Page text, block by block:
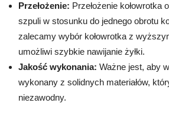
Przełożenie: Przełożenie kołowrotka
szpuli w stosunku do jednego obrotu
zalecamy wybór kołowrotka z
umożliwi szybkie nawijanie żyłki.
Jakość wykonania: Ważne jest, aby
wykonany z solidnych materiałów,
niezawodny.